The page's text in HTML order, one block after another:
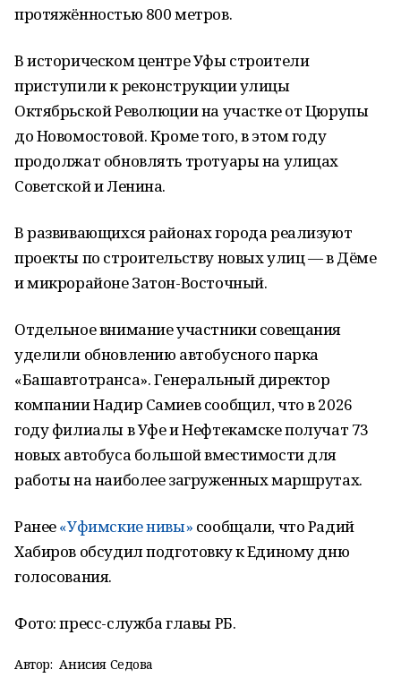
протяжённостью 800 метров.
В историческом центре Уфы строители
приступили к реконструкции улицы
Октябрьской Революции на участке от Цюрупы
до Новомостовой. Кроме того, в этом году
продолжат обновлять тротуары на улицах
Советской и Ленина.
В развивающихся районах города реализуют
проекты по строительству новых улиц — в Дёме
и микрорайоне Затон-Восточный.
Отдельное внимание участники совещания
уделили обновлению автобусного парка
«Башавтотранса». Генеральный директор
компании Надир Самиев сообщил, что в 2026
году филиалы в Уфе и Нефтекамске получат 73
новых автобуса большой вместимости для
работы на наиболее загруженных маршрутах.
Ранее«Уфимские нивы» сообщали, что Радий
Хабиров обсудил подготовку к Единому дню
голосования.
Фото: пресс-служба главы РБ.
Автор: Анисия Седова